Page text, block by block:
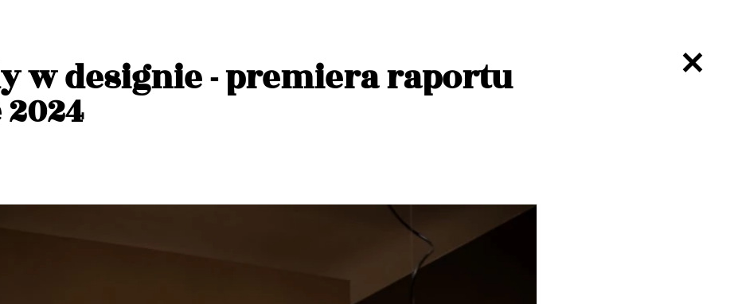
w designie - premiera raportu